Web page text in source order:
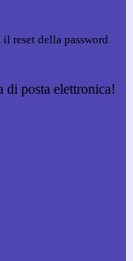
reset della password
di posta elettronica!